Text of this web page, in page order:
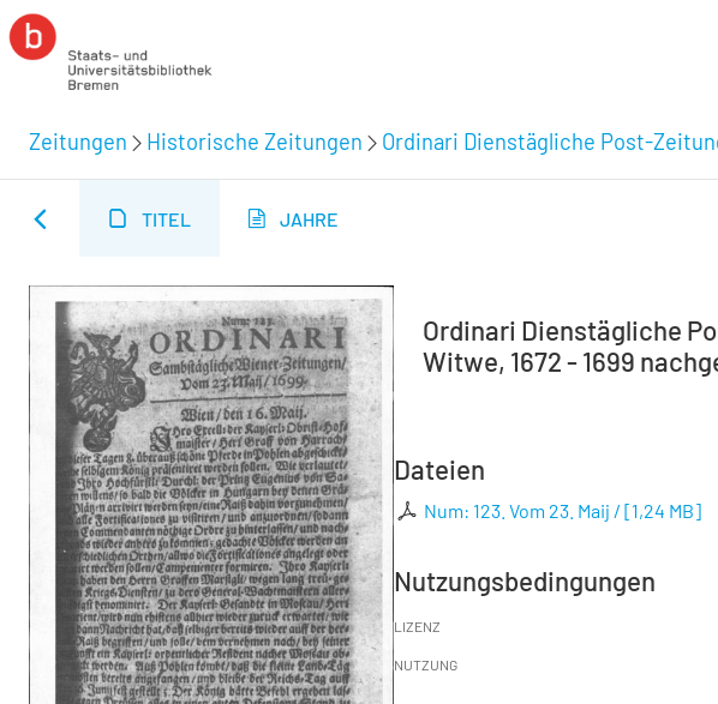
Zeitungen Historische Zeitungen Ordinari Dienstägliche Post-
TITEL JAHRE
Ordinari Dienstägliche
Witwe, 1672 - 1699
Dateien
Num: 123. Vom 23. Maij / [1,24 MB]
Nutzungsbedingungen
LIZENZ
NUTZUNG